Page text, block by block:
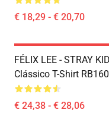
€ 18,29 - € 20,70
FÉLIX LEE - STRAY
Clássico T-Shirt
€ 24,38 - € 28,06